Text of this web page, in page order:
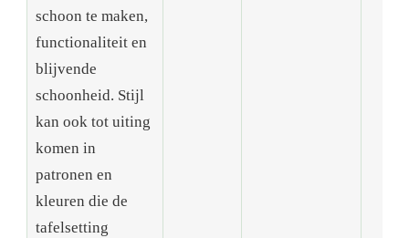
schoon te maken,
functionaliteit en
blijvende
schoonheid. Stijl
kan ook tot uiting
komen in
patronen en
kleuren die de
tafelsetting